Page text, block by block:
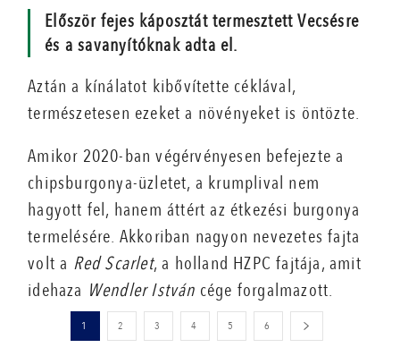
Először fejes káposztát ter­mesztett Vecsésre
és a sava­nyítóknak adta el.
Aztán a kínálatot kibővítette céklával,
természetesen ezeket a növényeket is öntözte.
Amikor 2020-ban végérvényesen befejezte a
chipsburgonya-üzletet, a krumplival nem
hagyott fel, hanem áttért az étkezési burgonya
termelésére. Akkoriban nagyon nevezetes fajta
volt a Red Scarlet, a holland HZPC fajtája, amit
idehaza Wendler István cége forgalmazott.
1 2 3 4 5 6